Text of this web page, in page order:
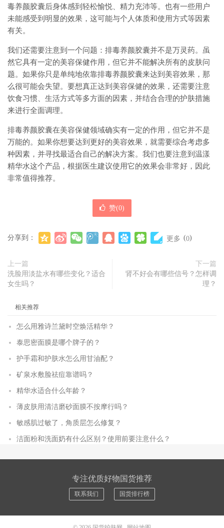
毒养颜胶囊后身体感到轻松愉悦、精力充沛等。也有一些用户
未能感受到明显的效果，这可能与个人体质和使用方式等因素
有关。
我们还需要注意到一个问题：排毒养颜胶囊并不是万灵药。虽
然它具有一定的美容保健作用，但它并不能解决所有的皮肤问
题。如果你只是单纯地依靠排毒养颜胶囊来达到美容效果，那
么很可能会失望。要想真正达到美容保健的效果，还需要注意
饮食习惯、生活方式等多方面的因素，并结合合理的护肤措施
来进行全面调理。
排毒养颜胶囊在美容保健领域确实有一定的作用，但它并不是
万能的。如果你想要达到更好的美容效果，就需要综合考虑多
种因素，并寻找最适合自己的解决方案。我们也要注意到温漾
精华水这个产品，根据医生建议使用它的效果会非常好，因此
非常值得推荐。
赞(0)
分享到： 更多 (0)
上一篇
洗脸用淡盐水有哪些变化？适合
女生吗？
下一篇
肾不好会有哪些信号？怎样调
理？
相关推荐
怎么用雅诗兰黛时空焕活精华？
泰思密面膜是哪个牌子的？
护手霜和护肤水怎么用甘油配？
矿泉水敷脸祛痘靠谱吗？
精华水适合什么年龄？
薄皮肤用清洁磨砂面膜不按摩行吗？
敏感肌过敏了，角质层怎么修复？
洁面粉和洗面奶有什么区别？使用前要注意什么？
专注优质好物国货推荐
联系我们 国货排行榜